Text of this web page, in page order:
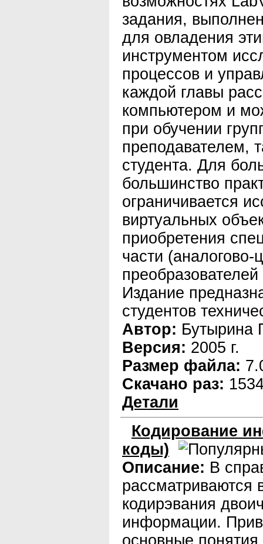
задания,
для овладения
инструментом
процессов и
каждой главы
компьютером и
при обучении
преподавателем,
студента. Для
большинство
ограничивается
виртуальных
приобретения
части
Издание
студентов
Автор: Бутырина
Версия: 2005 г.
Размер файла:
Скачано раз:
Детали
Кодирование
коды)
Описание: В
рассматриваются
кодирэвания
информации.
основные понятия